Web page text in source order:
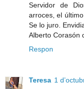
Servidor de
arroces, el
Se lo juro.
Alberto Corasón
Respon
Teresa 1